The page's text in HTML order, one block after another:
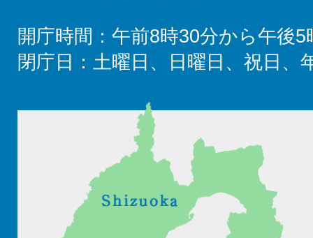
開庁時間：午前8時30分から午後5
閉庁日：土曜日、日曜日、祝日、